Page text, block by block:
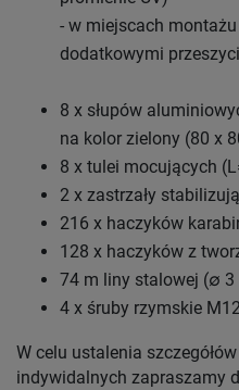
- w miejscach
dodatkowymi
8 x słupów
na kolor zielony (80 x
8 x tulei mocujących
2 x zastrzały
216 x haczyków
128 x haczyków z
74 m liny stalowej (∅ 3
4 x śruby rzymskie
W celu ustalenia
indywidalnych zapraszamy